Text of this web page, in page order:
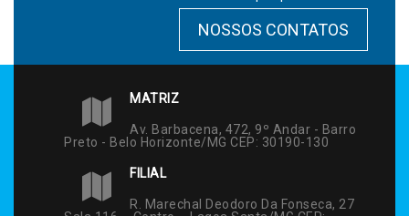
NOSSOS CONTATOS
MATRIZ
Av. Barbacena, 472, 9º Andar - Barro
Preto - Belo Horizonte/MG CEP: 30190-130
FILIAL
R. Marechal Deodoro Da Fonseca, 27